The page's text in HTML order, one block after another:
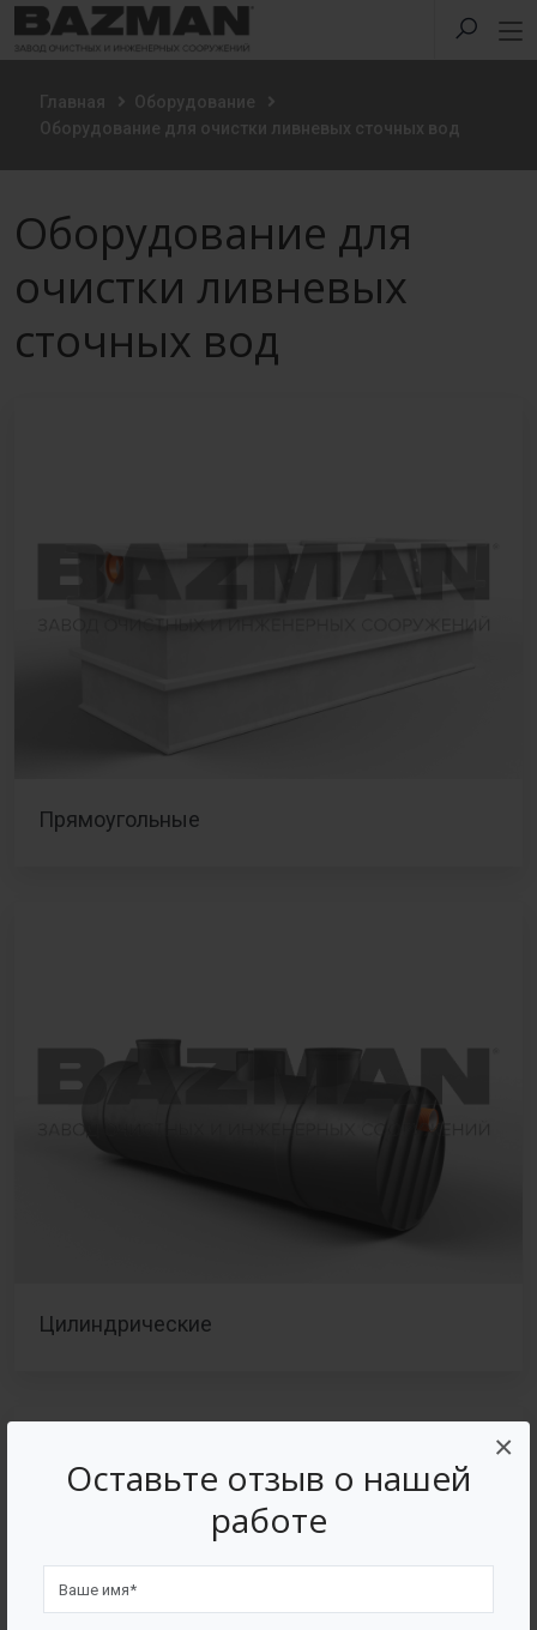
Оставьте отзыв о нашей
работе
×
Главная
Оборудование
Оборудование для очистки ливневых сточных вод
Оборудование для
очистки ливневых
сточных вод
Прямоугольные
Цилиндрические